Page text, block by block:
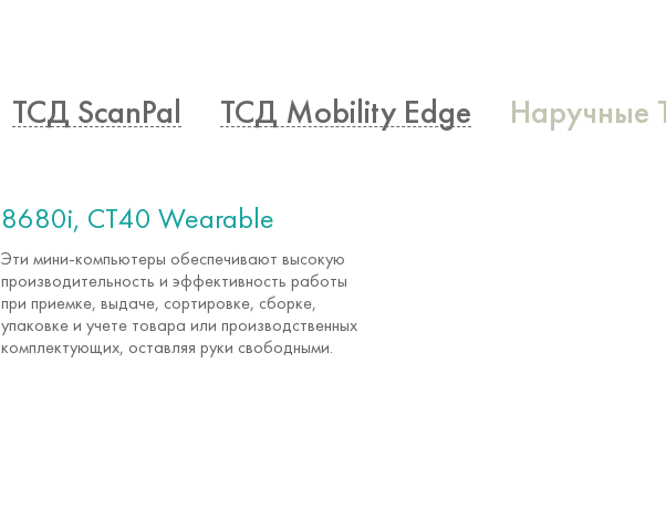
ТСД ScanPal ТСД Mobility Edge Наручные
8680i, CT40 Wearable
Эти мини-компьютеры обеспечивают высокую
производительность и эффективность работы
при приемке, выдаче, сортировке, сборке,
упаковке и учете товара или производственных
комплектующих, оставляя руки свободными.